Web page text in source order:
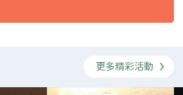
更多精彩活動